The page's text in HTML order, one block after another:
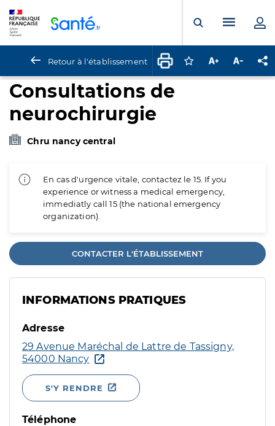
Ouvrir laMenu
Retour à l'établissement Connectez-vous
Augmenter la
Consultations de
neurochirurgie
Chru nancy central
En cas d'urgence vitale, contactez le 15. If you
experience or witness a medical emergency,
immediatly call 15 (the national emergency
organization).
CONTACTER L'ÉTABLISSEMENT
INFORMATIONS PRATIQUES
Adresse
29 Avenue Maréchal de Lattre de Tassigny,
54000 Nancy
S'Y RENDRE
Téléphone